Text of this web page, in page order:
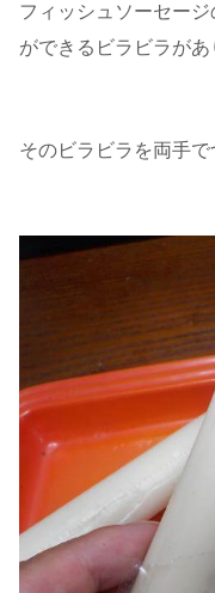
フィッシュソーセー
ができるビラビラがあ
そのビラビラを両手で